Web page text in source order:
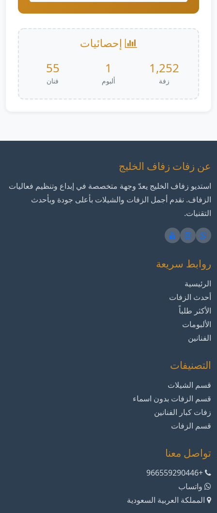
إحصائيات
1,252
زفة
1
ألبوم
55
فنان
عن زفات زفاف الخليج
استديو زفاف الخليج يعدّ وجهة متخصصة في إبداع وتنظيم فعاليات
الزفاف. نقدم أجمل الزفات والشيلات بأعلى جودة وبأحدث
التقنيات.
روابط سريعة
الرئيسية
أحدث الزفات
الأكثر طلباً
الألبومات
الفنانين
التصنيفات
قسم الشيلات
قسم الزفات بدون اسماء
زفات كبار الفنانين
قسم الزفات
تواصل معنا
+966559290446
واتساب
المملكة العربية السعودية